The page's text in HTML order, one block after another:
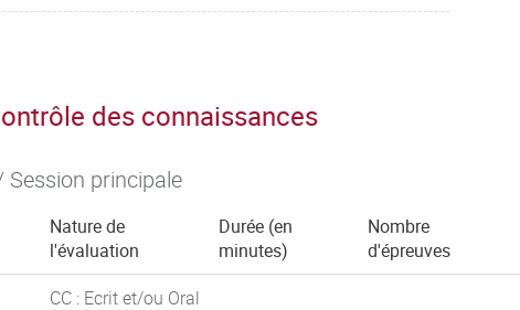
des connaissances
Session principale
Nature de
l'évaluation
Durée (en
minutes)
Nombre
d'épreuves
CC : Ecrit et/ou Oral